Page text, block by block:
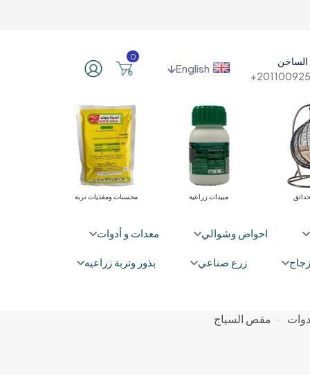
الساخن
English
0
مبيدات زراعية أثاث الحدائق
احواض وشوالي معدات و أدوات
زجاج زرع صناعي بذور وتربة زراعيه
- مقص السياج